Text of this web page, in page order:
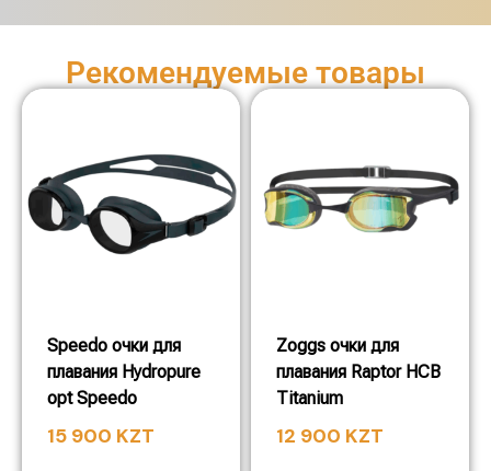
Рекомендуемые товары
Speedo очки для
плавания Hydropure
opt Speedo
15 900 KZT
Zoggs очки для
плавания Raptor HCB
Titanium
12 900 KZT